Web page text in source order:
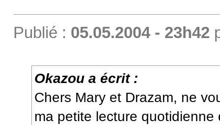
Publié : 05.05.2004 - 23h42
Okazou a écrit :
Chers Mary et Drazam, ne
ma petite lecture